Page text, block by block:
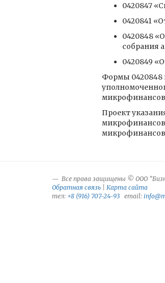
0420847
0420841
0420848
собрания
0420849
Формы 0420848
Проект
Все права защищены © ООО
Обратная связь
Карта сайта
тел: +8 (916) 707-24-93 email: